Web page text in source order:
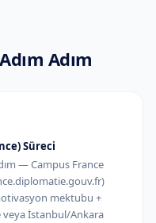
Adım
Süreci
— Campus France
mektubu +
veya İstanbul/Ankara